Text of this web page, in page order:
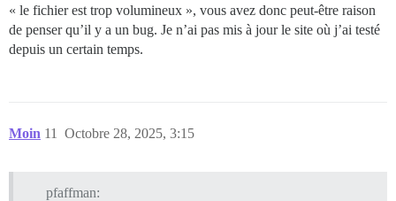
« le fichier est trop volumineux », vous avez donc peut-être raison
de penser qu’il y a un bug. Je n’ai pas mis à jour le site où j’ai testé
depuis un certain temps.
Moin Octobre 28, 2025, 3:15
11
pfaffman: